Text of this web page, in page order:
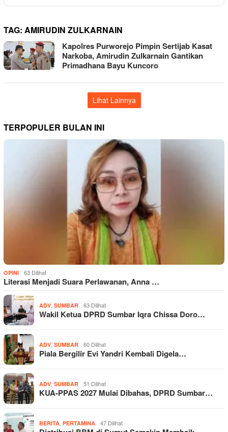
TAG: AMIRUDIN ZULKARNAIN
Kapolres Purworejo Pimpin Sertijab Kasat
Narkoba, Amirudin Zulkarnain Gantikan
Primadhana Bayu Kuncoro
Lihat Lainnya
TERPOPULER BULAN INI
OPINI 63 Dilihat
Literasi Menjadi Suara Perlawanan, Anna …
ADV SUMBAR 63 Dilihat
Wakil Ketua DPRD Sumbar Iqra Chissa Doro…
ADV SUMBAR 60 Dilihat
Piala Bergilir Evi Yandri Kembali Digela…
ADV SUMBAR 51 Dilihat
KUA-PPAS 2027 Mulai Dibahas, DPRD Sumbar…
BERITA PERTAMINA 47 Dilihat